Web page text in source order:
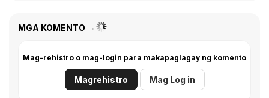
MGA KOMENTO
Mag-rehistro o mag-login para makapaglagay ng komento
Magrehistro Mag Log in